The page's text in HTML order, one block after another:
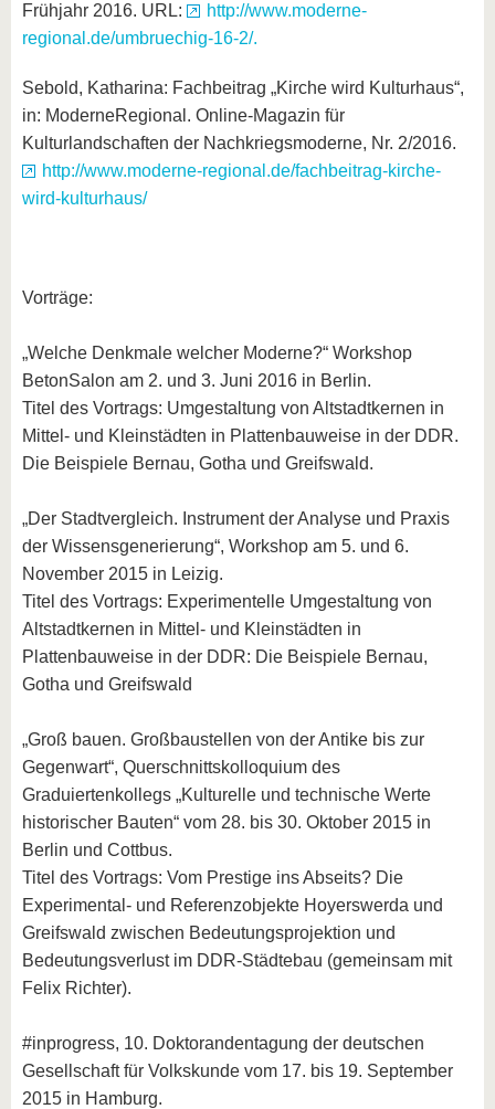
Frühjahr 2016. URL:
http://www.moderne-
regional.de/umbruechig-16-2/.
Sebold, Katharina: Fachbeitrag „Kirche wird Kulturhaus“,
in: ModerneRegional. Online-Magazin für
Kulturlandschaften der Nachkriegsmoderne, Nr. 2/2016.
http://www.moderne-regional.de/fachbeitrag-kirche-
wird-kulturhaus/
Vorträge:
„Welche Denkmale welcher Moderne?“ Workshop
BetonSalon am 2. und 3. Juni 2016 in Berlin.
Titel des Vortrags: Umgestaltung von Altstadtkernen in
Mittel- und Kleinstädten in Plattenbauweise in der DDR.
Die Beispiele Bernau, Gotha und Greifswald.
„Der Stadtvergleich. Instrument der Analyse und Praxis
der Wissensgenerierung“, Workshop am 5. und 6.
November 2015 in Leizig.
Titel des Vortrags: Experimentelle Umgestaltung von
Altstadtkernen in Mittel- und Kleinstädten in
Plattenbauweise in der DDR: Die Beispiele Bernau,
Gotha und Greifswald
„Groß bauen. Großbaustellen von der Antike bis zur
Gegenwart“, Querschnittskolloquium des
Graduiertenkollegs „Kulturelle und technische Werte
historischer Bauten“ vom 28. bis 30. Oktober 2015 in
Berlin und Cottbus.
Titel des Vortrags: Vom Prestige ins Abseits? Die
Experimental- und Referenzobjekte Hoyerswerda und
Greifswald zwischen Bedeutungsprojektion und
Bedeutungsverlust im DDR-Städtebau (gemeinsam mit
Felix Richter).
#inprogress, 10. Doktorandentagung der deutschen
Gesellschaft für Volkskunde vom 17. bis 19. September
2015 in Hamburg.